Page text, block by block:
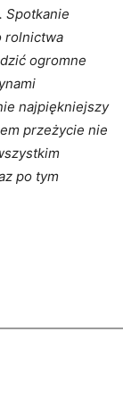
Spotkanie
rolnictwa
ogromne
najpiękniejszy
przeżycie nie
po tym